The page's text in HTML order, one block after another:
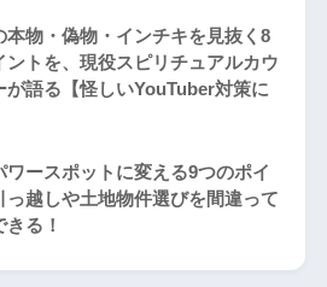
本物・偽物・インチキを見抜く8
ントを、現役スピリチュアルカウ
が語る【怪しいYouTuber対策に
ワースポットに変える9つのポイ
っ越しや土地物件選びを間違って
きる！